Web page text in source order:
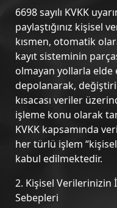
6698 sayılı KVKK
paylaştığınız kişisel
kısmen, otomatik
kayıt sisteminin
olmayan yollarla elde
depolanarak,
kısacası veriler
işleme konu olarak
KVKK kapsamında
her türlü işlem
kabul edilmektedir.
2. Kişisel Verilerinizin
Sebepleri